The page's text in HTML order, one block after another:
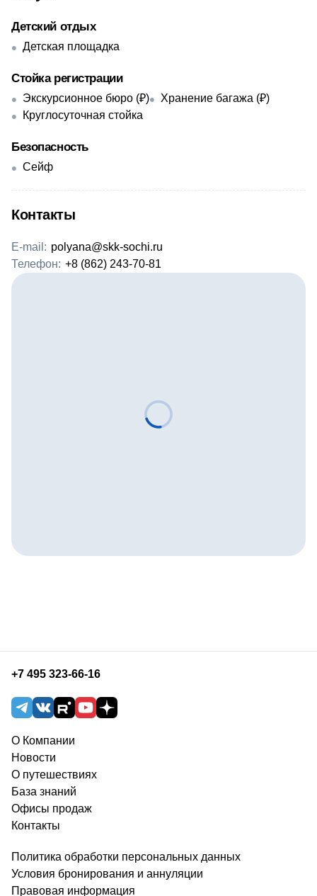
Детский отдых
Детская площадка
Стойка регистрации
Экскурсионное бюро (₽)
Хранение багажа (₽)
Круглосуточная стойка
Безопасность
Сейф
Контакты
E-mail: polyana@skk-sochi.ru
Телефон: +8 (862) 243-70-81
+7 495 323-66-16
О Компании
Новости
О путешествиях
База знаний
Офисы продаж
Контакты
Политика обработки персональных данных
Условия бронирования и аннуляции
Правовая информация